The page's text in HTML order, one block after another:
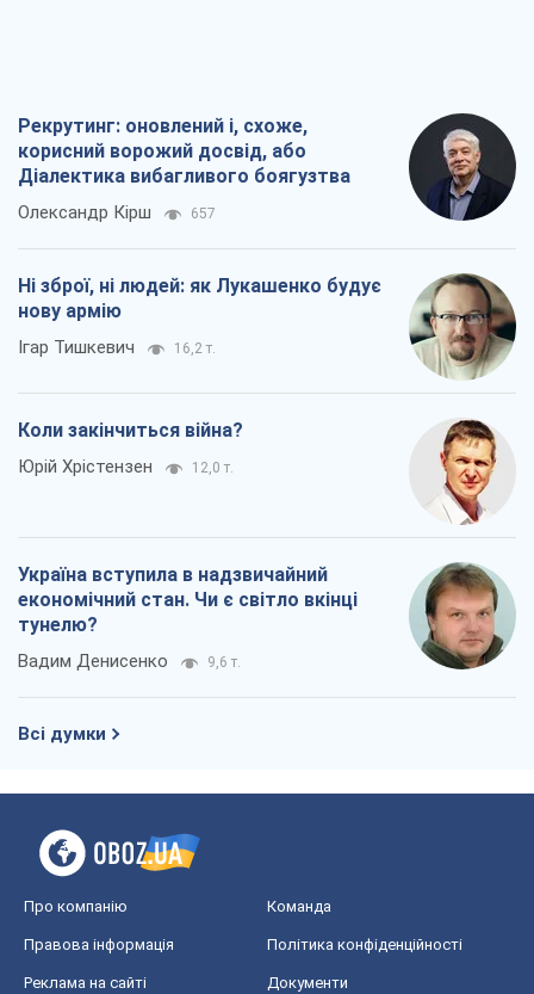
Рекрутинг: оновлений і, схоже,
корисний ворожий досвід, або
Діалектика вибагливого боягузтва
Олександр Кірш 657
Ні зброї, ні людей: як Лукашенко будує
нову армію
Ігар Тишкевич 16,2 т.
Коли закінчиться війна?
Юрій Хрістензен 12,0 т.
Україна вступила в надзвичайний
економічний стан. Чи є світло вкінці
тунелю?
Вадим Денисенко 9,6 т.
Всі думки
Про компанію Команда
Правова інформація Політика конфіденційності
Реклама на сайті Документи